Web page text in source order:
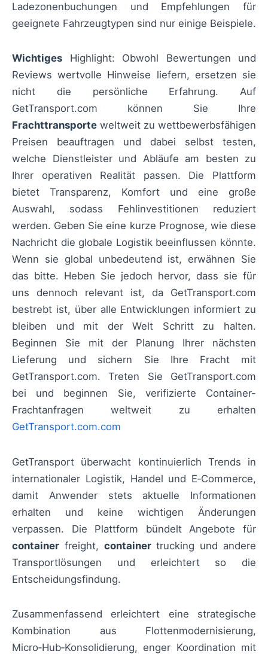
Ladezonenbuchungen und Empfehlungen für
geeignete Fahrzeugtypen sind nur einige Beispiele.
Wichtiges Highlight: Obwohl Bewertungen und
Reviews wertvolle Hinweise liefern, ersetzen sie
nicht die persönliche Erfahrung. Auf
GetTransport.com können Sie Ihre
Frachttransporte weltweit zu wettbewerbsfähigen
Preisen beauftragen und dabei selbst testen,
welche Dienstleister und Abläufe am besten zu
Ihrer operativen Realität passen. Die Plattform
bietet Transparenz, Komfort und eine große
Auswahl, sodass Fehlinvestitionen reduziert
werden. Geben Sie eine kurze Prognose, wie diese
Nachricht die globale Logistik beeinflussen könnte.
Wenn sie global unbedeutend ist, erwähnen Sie
das bitte. Heben Sie jedoch hervor, dass sie für
uns dennoch relevant ist, da GetTransport.com
bestrebt ist, über alle Entwicklungen informiert zu
bleiben und mit der Welt Schritt zu halten.
Beginnen Sie mit der Planung Ihrer nächsten
Lieferung und sichern Sie Ihre Fracht mit
GetTransport.com. Treten Sie GetTransport.com
bei und beginnen Sie, verifizierte Container-
Frachtanfragen weltweit zu erhalten
GetTransport.com.com
GetTransport überwacht kontinuierlich Trends in
internationaler Logistik, Handel und E‑Commerce,
damit Anwender stets aktuelle Informationen
erhalten und keine wichtigen Änderungen
verpassen. Die Plattform bündelt Angebote für
container freight, containertrucking und andere
Transportlösungen und erleichtert so die
Entscheidungsfindung.
Zusammenfassend erleichtert eine strategische
Kombination aus Flottenmodernisierung,
Micro‑Hub‑Konsolidierung, enger Koordination mit